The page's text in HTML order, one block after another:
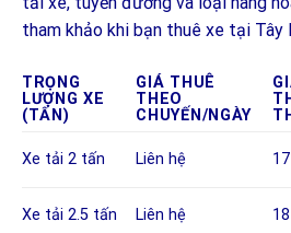
tham khảo khi bạn thuê xe tại Tây
TRỌNG
LƯỢNG XE
(TẤN)
GIÁ THUÊ
THEO
CHUYẾN/NGÀY
Xe tải 2 tấn Liên hệ
Xe tải 2.5 tấn Liên hệ